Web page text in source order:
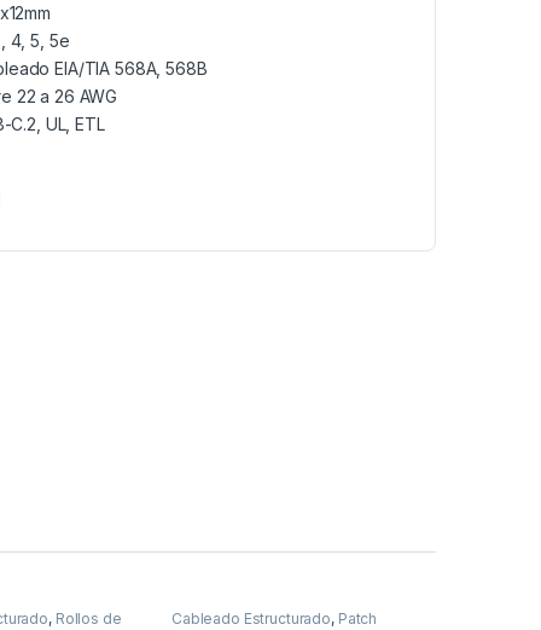
4, 5, 5e
EIA/TIA 568A, 568B
22 a 26 AWG
C.2, UL, ETL
, Rollos de Cableado Estructurado, Patch